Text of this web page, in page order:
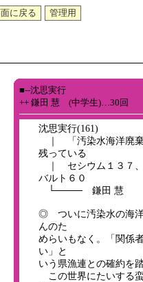
■--沈思実行
++ 鎌田 慧 (中学生)…30回
沈思実行(161)
｜ 「汚染水海洋廃棄
残っている
｜ セシウム１３７、
バルト６０
└──── 鎌田 慧
◎ ついに汚染水の海洋
んのた
めらいもなく。「関係
い」と
いう県漁連との確約を
この世界にたいする